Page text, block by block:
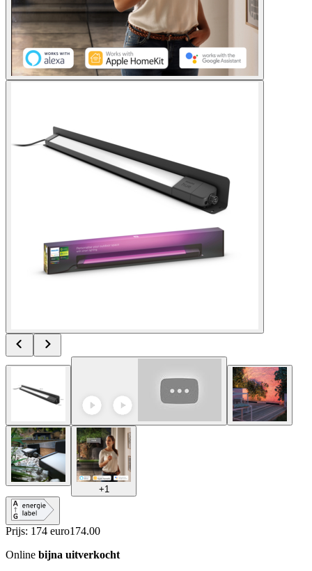
+1
Prijs: 174 euro174.00
Online bijna uitverkocht